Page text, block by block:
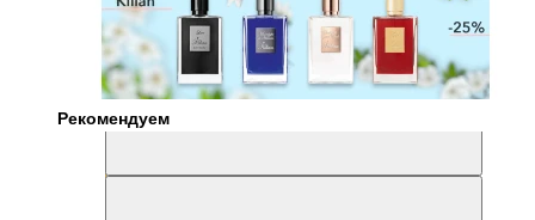
Рекомендуем